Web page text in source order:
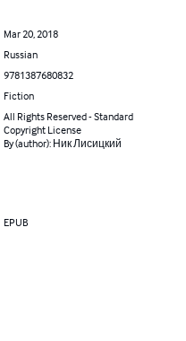
Mar 20, 2018
Russian
9781387680832
Fiction
All Rights Reserved - Standard
Copyright License
By (author): Ник Лисицкий
EPUB